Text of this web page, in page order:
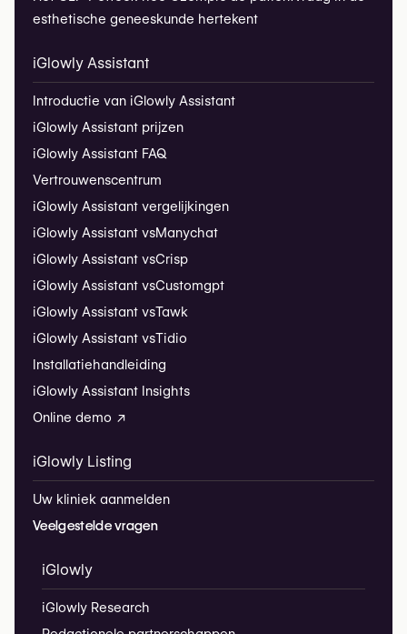
esthetische geneeskunde hertekent
iGlowly Assistant
Introductie van iGlowly Assistant
iGlowly Assistant prijzen
iGlowly Assistant FAQ
Vertrouwenscentrum
iGlowly Assistant vergelijkingen
iGlowly Assistant vsManychat
iGlowly Assistant vsCrisp
iGlowly Assistant vsCustomgpt
iGlowly Assistant vsTawk
iGlowly Assistant vsTidio
Installatiehandleiding
iGlowly Assistant Insights
Online demo ↗
iGlowly Listing
Uw kliniek aanmelden
Veelgestelde vragen
iGlowly
iGlowly Research